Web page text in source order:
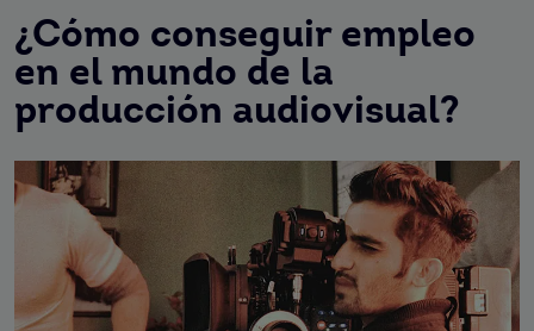
¿Cómo conseguir empleo
en el mundo de la
producción audiovisual?